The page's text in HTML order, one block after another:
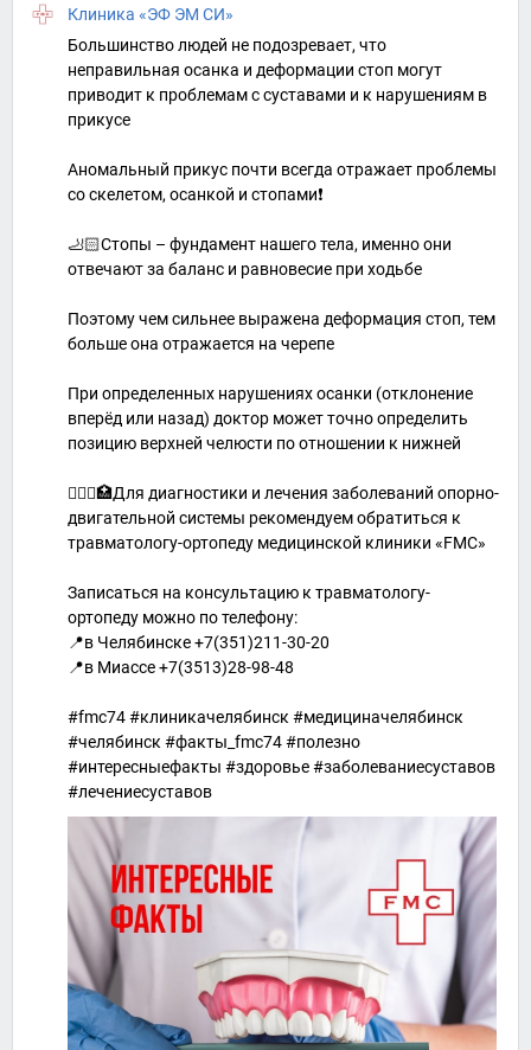
Клиника «ЭФ ЭМ СИ»
Большинство людей не подозревает, что
неправильная осанка и деформации стоп могут
приводит к проблемам с суставами и к нарушениям в
прикусе
Аномальный прикус почти всегда отражает проблемы
со скелетом, осанкой и стопами❗️
🦶🏻Стопы – фундамент нашего тела, именно они
отвечают за баланс и равновесие при ходьбе
Поэтому чем сильнее выражена деформация стоп, тем
больше она отражается на черепе
При определенных нарушениях осанки (отклонение
вперёд или назад) доктор может точно определить
позицию верхней челюсти по отношении к нижней
👨🏼‍⚕️🏥Для диагностики и лечения заболеваний опорно-
двигательной системы рекомендуем обратиться к
травматологу-ортопеду медицинской клиники «FMC»
Записаться на консультацию к травматологу-
ортопеду можно по телефону:⠀
📍в Челябинске +7(351)211-30-20
📍в Миассе +7(3513)28-98-48
#fmc74 #клиникачелябинск #медициначелябинск
#челябинск #факты_fmc74 #полезно
#интересныефакты #здоровье #заболеваниесуставов
#лечениесуставов